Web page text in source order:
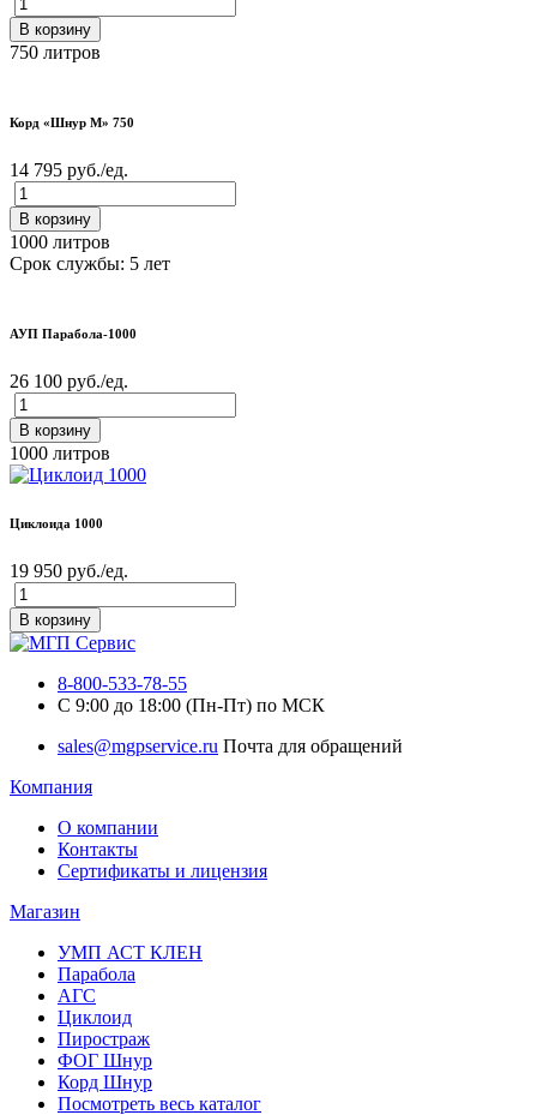
В корзину
750 литров
Корд «Шнур М» 750
14 795 руб./ед.
В корзину
1000 литров
Срок службы: 5 лет
АУП Парабола-1000
26 100 руб./ед.
В корзину
1000 литров
Циклоида 1000
19 950 руб./ед.
В корзину
8-800-533-78-55
C 9:00 до 18:00 (Пн-Пт) по МСК
sales@mgpservice.ru Почта для обращений
Компания
О компании
Контакты
Сертификаты и лицензия
Магазин
УМП АСТ КЛЕН
Парабола
АГС
Циклоид
Пиростраж
ФОГ Шнур
Корд Шнур
Посмотреть весь каталог